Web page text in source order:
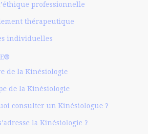
professionnelle
thérapeutique
individuelles
de la Kinésiologie
de la Kinésiologie
consulter un Kinésiologue ?
la Kinésiologie ?